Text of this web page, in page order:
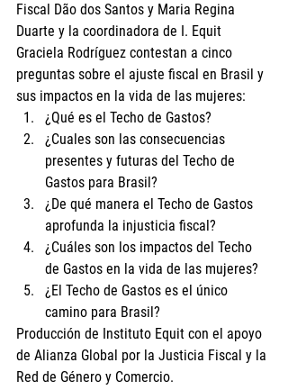
Fiscal Dão dos Santos y Maria Regina
Duarte y la coordinadora de I. Equit
Graciela Rodríguez contestan a cinco
preguntas sobre el ajuste fiscal en Brasil y
sus impactos en la vida de las mujeres:
¿Qué es el Techo de Gastos?
¿Cuales son las consecuencias
presentes y futuras del Techo de
Gastos para Brasil?
¿De qué manera el Techo de Gastos
aprofunda la injusticia fiscal?
¿Cuáles son los impactos del Techo
de Gastos en la vida de las mujeres?
¿El Techo de Gastos es el único
camino para Brasil?
Producción de Instituto Equit con el apoyo
de Alianza Global por la Justicia Fiscal y la
Red de Género y Comercio.